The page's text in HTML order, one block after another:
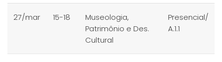
27/mar 15-18
Museologia,
Patrimônio e Des.
Cultural
Presencial/
A.1.1